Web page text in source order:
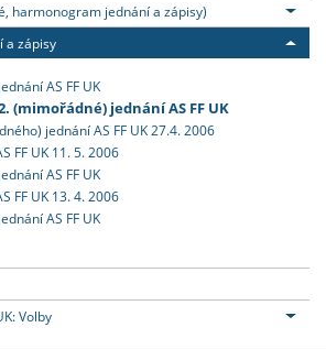
harmonogram jednání a zápisy)
a zápisy
AS FF UK
(mimořádné) jednání AS FF UK
jednání AS FF UK 27.4. 2006
FF UK 11. 5. 2006
AS FF UK
FF UK 13. 4. 2006
AS FF UK
Volby